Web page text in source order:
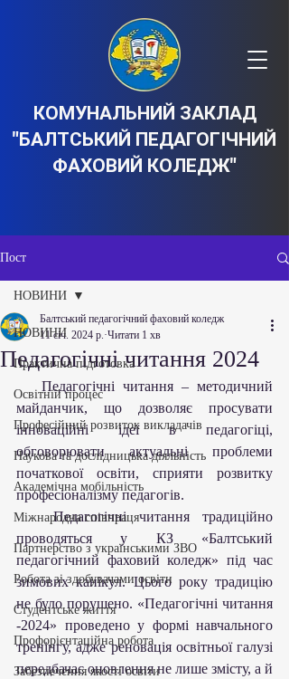
КОМУНАЛЬНИЙ ЗАКЛАД
"БАЛТСЬКИЙ ПЕДАГОГІЧНИЙ
ФАХОВИЙ КОЛЕДЖ"
Пост
НОВИНИ
Практична підготовка
Освітній процес
Професійний розвиток викладачів
Наукова та дослідницька діяльність
Академічна мобільність
Міжнародна співпраця
Партнерство з українськими ЗВО
Робота зі здобувачами освіти
Студентське життя
Профорієнтаційна робота
Забезпечення якості освіти
НОВИНИ
Педагогічні читання 2024
Балтський педагогічний фаховий коледж
11 січ. 2024 р. Читати 1 хв
   Педагогічні читання – методичний
майданчик, що дозволяє просувати
інноваційні ідеї в педагогіці,
обговорювати актуальні проблеми
початкової освіти, сприяти розвитку
професіоналізму педагогів.
   Педагогічні читання традиційно
проводяться у КЗ «Балтський
педагогічний фаховий коледж» під час
зимових канікул. Цього року традицію
не було порушено. «Педагогічні читання
-2024» проведено у формі навчального
тренінгу, адже реновація освітньої галузі
передбачає оновлення не лише змісту, а й